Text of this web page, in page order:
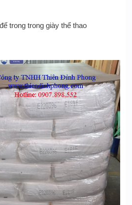
trong trong giày thể thao